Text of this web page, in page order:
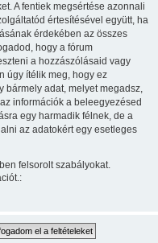
A fentiek megsértése azonnali
értesítésével együtt, ha
érdekében az összes
hogy a fórum
a hozzászólásaid vagy
úgy ítélik meg, hogy ez
bármely adat, melyet megadsz,
információk a beleegyezésed
egy harmadik félnek, de a
az adatokért egy esetleges
felsorolt szabályokat.